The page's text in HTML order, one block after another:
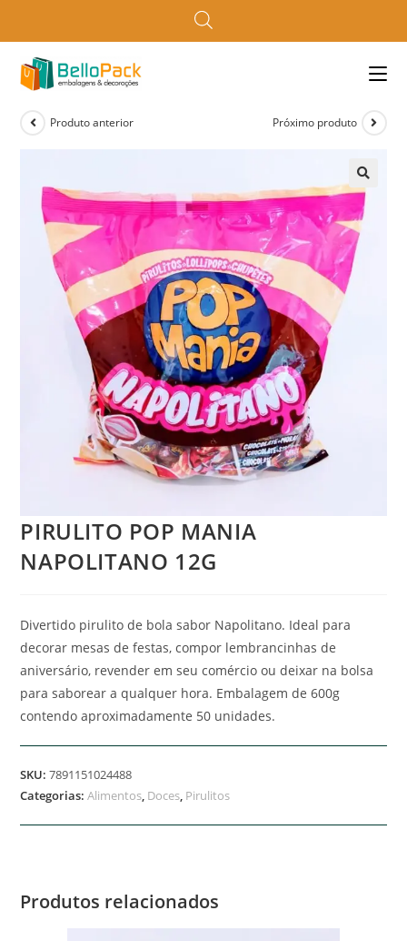
Produto anterior Próximo produto
PIRULITO POP MANIA
NAPOLITANO 12G
Divertido pirulito de bola sabor Napolitano. Ideal para
decorar mesas de festas, compor lembrancinhas de
aniversário, revender em seu comércio ou deixar na bolsa
para saborear a qualquer hora. Embalagem de 600g
contendo aproximadamente 50 unidades.
SKU:7891151024488
Categorias:Alimentos, Doces, Pirulitos
Produtos relacionados